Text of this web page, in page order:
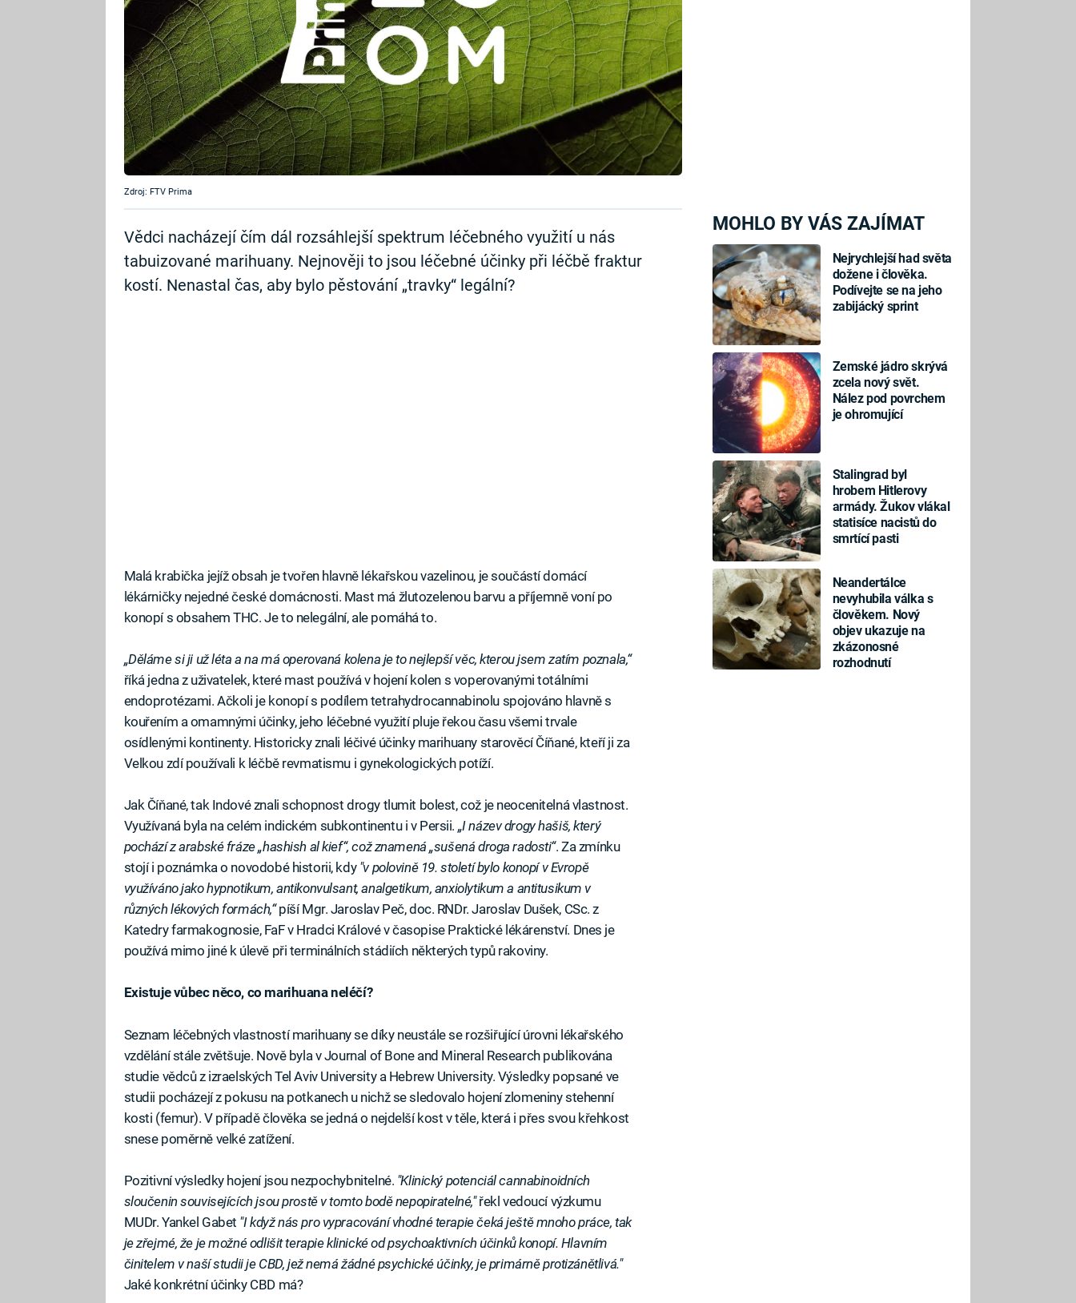
MOHLO BY VÁS ZAJÍMAT
Nejrychlejší had světa
dožene i člověka.
Podívejte se na jeho
zabijácký sprint
Zemské jádro skrývá
zcela nový svět.
Nález pod povrchem
je ohromující
Stalingrad byl
hrobem Hitlerovy
armády. Žukov vlákal
statisíce nacistů do
smrtící pasti
Neandertálce
nevyhubila válka s
člověkem. Nový
objev ukazuje na
zkázonosné
rozhodnutí
Zdroj: FTV Prima
Vědci nacházejí čím dál rozsáhlejší spektrum léčebného využití u nás
tabuizované marihuany. Nejnověji to jsou léčebné účinky při léčbě fraktur
kostí. Nenastal čas, aby bylo pěstování „travky“ legální?
Malá krabička jejíž obsah je tvořen hlavně lékařskou vazelinou, je součástí domácí
lékárničky nejedné české domácnosti. Mast má žlutozelenou barvu a příjemně voní po
konopí s obsahem THC. Je to nelegální, ale pomáhá to.
„Děláme si ji už léta a na má operovaná kolena je to nejlepší věc, kterou jsem zatím poznala,“
říká jedna z uživatelek, které mast používá v hojení kolen s voperovanými totálními
endoprotézami. Ačkoli je konopí s podílem tetrahydrocannabinolu spojováno hlavně s
kouřením a omamnými účinky, jeho léčebné využití pluje řekou času všemi trvale
osídlenými kontinenty. Historicky znali léčivé účinky marihuany starověcí Číňané, kteří ji za
Velkou zdí používali k léčbě revmatismu i gynekologických potíží.
Jak Číňané, tak Indové znali schopnost drogy tlumit bolest, což je neocenitelná vlastnost.
Využívaná byla na celém indickém subkontinentu i v Persii. „I název drogy hašiš, který
pochází z arabské fráze „hashish al kief“, což znamená „sušená droga radosti“. Za zmínku
stojí i poznámka o novodobé historii, kdy "v polovině 19. století bylo konopí v Evropě
využíváno jako hypnotikum, antikonvulsant, analgetikum, anxiolytikum a antitusikum v
různých lékových formách,“píší Mgr. Jaroslav Peč, doc. RNDr. Jaroslav Dušek, CSc. z
Katedry farmakognosie, FaF v Hradci Králové v časopise Praktické lékárenství. Dnes je
používá mimo jiné k úlevě při terminálních stádiích některých typů rakoviny.
Existuje vůbec něco, co marihuana neléčí?
Seznam léčebných vlastností marihuany se díky neustále se rozšiřující úrovni lékařského
vzdělání stále zvětšuje. Nově byla v Journal of Bone and Mineral Research publikována
studie vědců z izraelských Tel Aviv University a Hebrew University. Výsledky popsané ve
studii pocházejí z pokusu na potkanech u nichž se sledovalo hojení zlomeniny stehenní
kosti (femur). V případě člověka se jedná o nejdelší kost v těle, která i přes svou křehkost
snese poměrně velké zatížení.
Pozitivní výsledky hojení jsou nezpochybnitelné. "Klinický potenciál cannabinoidních
sloučenin souvisejících jsou prostě v tomto bodě nepopiratelné,"řekl vedoucí výzkumu
MUDr. Yankel Gabet "I když nás pro vypracování vhodné terapie čeká ještě mnoho práce, tak
je zřejmé, že je možné odlišit terapie klinické od psychoaktivních účinků konopí. Hlavním
činitelem v naší studii je CBD, jež nemá žádné psychické účinky, je primárně protizánětlivá."
Jaké konkrétní účinky CBD má?